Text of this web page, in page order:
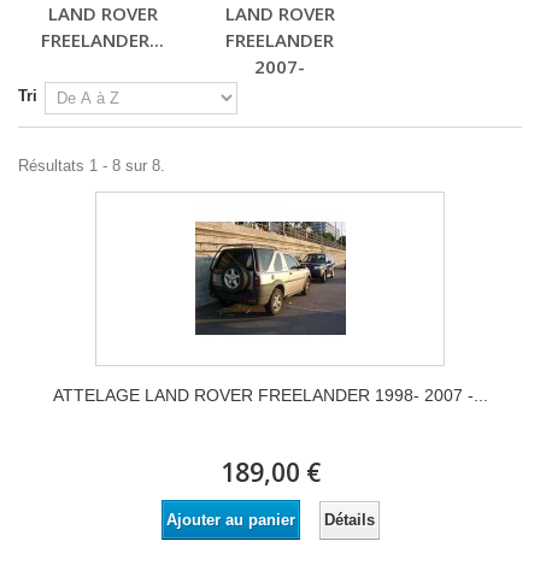
LAND ROVER
FREELANDER...
LAND ROVER
FREELANDER
2007-
Tri
Résultats 1 - 8 sur 8.
ATTELAGE LAND ROVER FREELANDER 1998- 2007 -...
189,00 €
Ajouter au panier Détails